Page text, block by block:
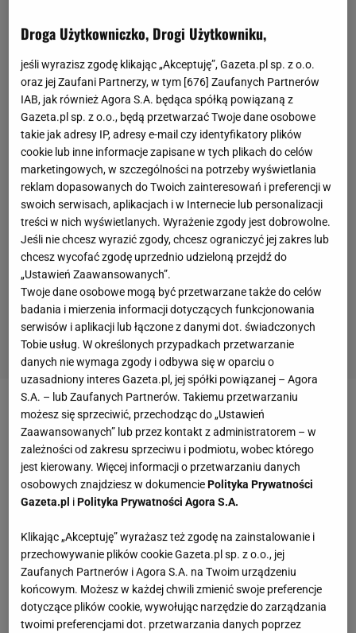
Teraz sytuacja znowu jest krytyczna, więc rząd
zareagował kolejnym obostrzeniami.
Zobacz wideoKrychowiak zamknięty w
podmoskiewskim lesie. "W tym miesiącu byłem 2-3
razy w domu" [SEKCJA PIŁKARSKA #70]
Na terytorium całych Włoch została wprowadzona
godzina policyjna od 22 do 5 nad ranem. W ciągu
dnia wychodzić z domu mogą tylko ci, którzy muszą -
Droga Użytkowniczko, Drogi Użytkowniku,
jeśli wyrazisz zgodę klikając „Akceptuję”, Gazeta.pl sp. z o.o.
oraz jej Zaufani Partnerzy, w tym [676] Zaufanych Partnerów
IAB, jak również Agora S.A. będąca spółką powiązaną z
Gazeta.pl sp. z o.o., będą przetwarzać Twoje dane osobowe
takie jak adresy IP, adresy e-mail czy identyfikatory plików
cookie lub inne informacje zapisane w tych plikach do celów
marketingowych, w szczególności na potrzeby wyświetlania
reklam dopasowanych do Twoich zainteresowań i preferencji w
swoich serwisach, aplikacjach i w Internecie lub personalizacji
treści w nich wyświetlanych. Wyrażenie zgody jest dobrowolne.
Jeśli nie chcesz wyrazić zgody, chcesz ograniczyć jej zakres lub
chcesz wycofać zgodę uprzednio udzieloną przejdź do
„Ustawień Zaawansowanych”.
Twoje dane osobowe mogą być przetwarzane także do celów
badania i mierzenia informacji dotyczących funkcjonowania
serwisów i aplikacji lub łączone z danymi dot. świadczonych
Tobie usług. W określonych przypadkach przetwarzanie
danych nie wymaga zgody i odbywa się w oparciu o
uzasadniony interes Gazeta.pl, jej spółki powiązanej – Agora
S.A. – lub Zaufanych Partnerów. Takiemu przetwarzaniu
możesz się sprzeciwić, przechodząc do „Ustawień
Zaawansowanych” lub przez kontakt z administratorem – w
zależności od zakresu sprzeciwu i podmiotu, wobec którego
jest kierowany. Więcej informacji o przetwarzaniu danych
osobowych znajdziesz w dokumenciePolityka Prywatności
Gazeta.pl iPolityka Prywatności Agora S.A.
Klikając „Akceptuję” wyrażasz też zgodę na zainstalowanie i
przechowywanie plików cookie Gazeta.pl sp. z o.o., jej
Zaufanych Partnerów i Agora S.A. na Twoim urządzeniu
końcowym. Możesz w każdej chwili zmienić swoje preferencje
dotyczące plików cookie, wywołując narzędzie do zarządzania
twoimi preferencjami dot. przetwarzania danych poprzez